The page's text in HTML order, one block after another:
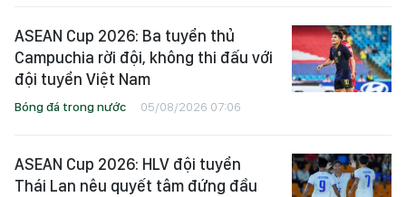
ASEAN Cup 2026: Ba tuyển thủ
Campuchia rời đội, không thi đấu với
đội tuyển Việt Nam
Bóng đá trong nước 05/08/2026 07:06
ASEAN Cup 2026: HLV đội tuyển
Thái Lan nêu quyết tâm đứng đầu